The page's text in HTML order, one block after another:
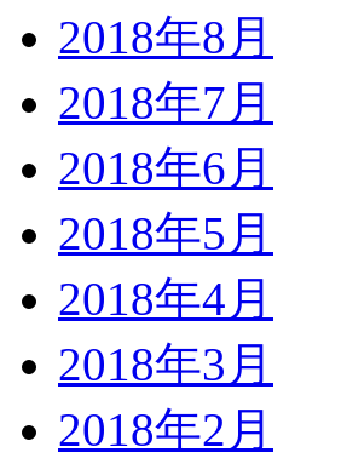
2018年8月
2018年7月
2018年6月
2018年5月
2018年4月
2018年3月
2018年2月